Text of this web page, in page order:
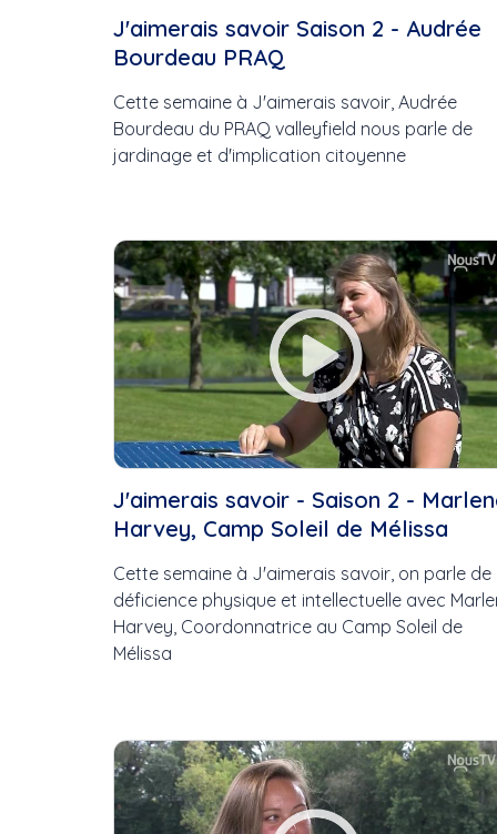
J'aimerais savoir Saison 2 - Audrée
Bourdeau PRAQ
Cette semaine à J'aimerais savoir, Audrée
Bourdeau du PRAQ valleyfield nous parle de
jardinage et d'implication citoyenne
J'aimerais savoir - Saison 2 -
Harvey, Camp Soleil de Mélissa
Cette semaine à J'aimerais savoir, on parle de
déficience physique et intellectuelle avec
Harvey, Coordonnatrice au Camp Soleil de
Mélissa